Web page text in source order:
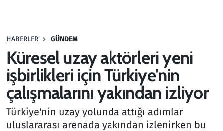
HABERLER GÜNDEM
Küresel uzay aktörleri yeni
işbirlikleri için Türkiye'nin
çalışmalarını yakından izliyor
Türkiye'nin uzay yolunda attığı adımlar
uluslararası arenada yakından izlenirken bu
Haber
Kültür Sanat
Kurumsal Haberler
Lezzet Durağı